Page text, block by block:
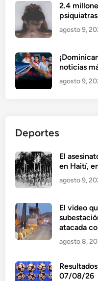
2.4
psiquiatras
agosto 9,
noticias
agosto 9,
Deportes
El
en Haití,
agosto 9,
El video
atacada
agosto 8,
07/08/26